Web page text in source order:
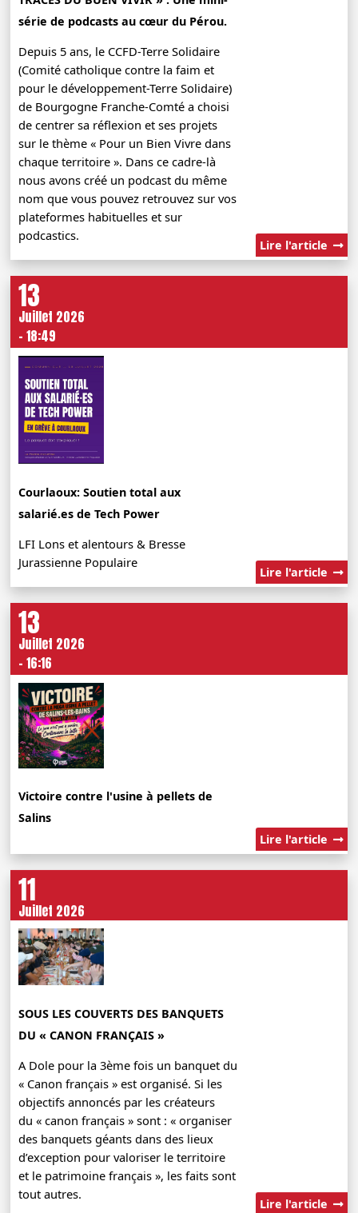
série de podcasts au cœur du Pérou.
Depuis 5 ans, le CCFD-Terre Solidaire
(Comité catholique contre la faim et
pour le développement-Terre Solidaire)
de Bourgogne Franche-Comté a choisi
de centrer sa réflexion et ses projets
sur le thème « Pour un Bien Vivre dans
chaque territoire ». Dans ce cadre-là
nous avons créé un podcast du même
nom que vous pouvez retrouvez sur vos
plateformes habituelles et sur
podcastics.
Lire l'article
13
Juillet 2026
- 18:49
Courlaoux: Soutien total aux
salarié.es de Tech Power
LFI Lons et alentours & Bresse
Jurassienne Populaire
Lire l'article
13
Juillet 2026
- 16:16
Victoire contre l'usine à pellets de
Salins
Lire l'article
11
Juillet 2026
SOUS LES COUVERTS DES BANQUETS
DU « CANON FRANÇAIS »
A Dole pour la 3ème fois un banquet du
« Canon français » est organisé. Si les
objectifs annoncés par les créateurs
du « canon français » sont : « organiser
des banquets géants dans des lieux
d’exception pour valoriser le territoire
et le patrimoine français », les faits sont
tout autres.
Lire l'article